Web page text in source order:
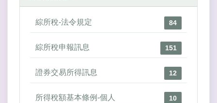
綜所稅-法令規定 84
綜所稅申報訊息 151
證券交易所得訊息 12
所得稅額基本條例-個人 10